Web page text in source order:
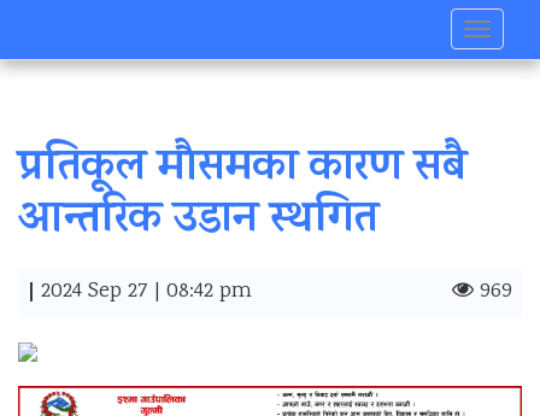
Toggle
प्रतिकूल मौसमका कारण सबै
आन्तरिक उडान स्थगित
| 2024 Sep 27 | 08:42 pm 969